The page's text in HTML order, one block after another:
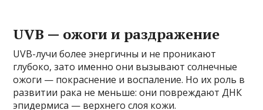
UVB — ожоги и раздражение
UVB-лучи более энергичны и не проникают
глубоко, зато именно они вызывают солнечные
ожоги — покраснение и воспаление. Но их роль в
развитии рака не меньше: они повреждают ДНК
эпидермиса — верхнего слоя кожи.